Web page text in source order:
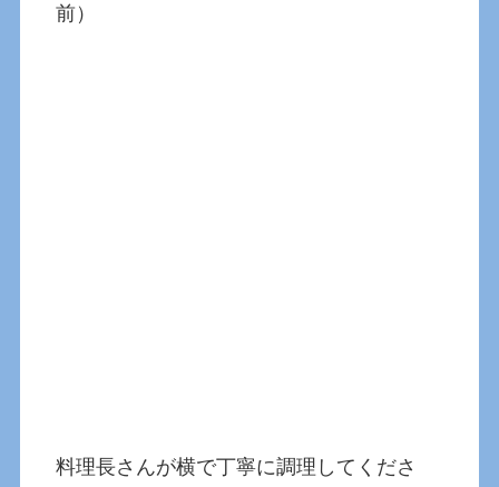
前）
料理長さんが横で丁寧に調理してくださ